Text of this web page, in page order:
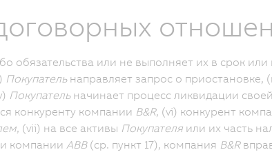
обязательства или не выполняет их в срок
Покупательнаправляет запрос о приостановке,
Покупательначинает процесс ликвидации
конкуренту компании B&R, (vi) конкурент
, (vii) на все активы Покупателяили их часть
компании ABB(ср. пункт 17), компания B&R